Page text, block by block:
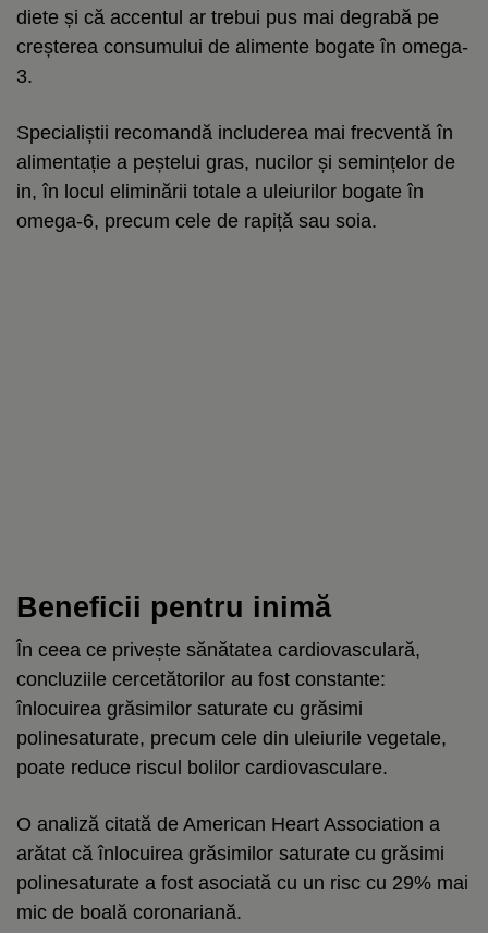
diete și că accentul ar trebui pus mai degrabă pe
creșterea consumului de alimente bogate în omega-
3.
Specialiștii recomandă includerea mai frecventă în
alimentație a peștelui gras, nucilor și semințelor de
in, în locul eliminării totale a uleiurilor bogate în
omega-6, precum cele de rapiță sau soia.
Beneficii pentru inimă
În ceea ce privește sănătatea cardiovasculară,
concluziile cercetătorilor au fost constante:
înlocuirea grăsimilor saturate cu grăsimi
polinesaturate, precum cele din uleiurile vegetale,
poate reduce riscul bolilor cardiovasculare.
O analiză citată de American Heart Association a
arătat că înlocuirea grăsimilor saturate cu grăsimi
polinesaturate a fost asociată cu un risc cu 29% mai
mic de boală coronariană.